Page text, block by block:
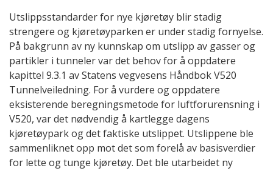
Utslippsstandarder for nye kjøretøy blir stadig
strengere og kjøretøyparken er under stadig fornyelse.
På bakgrunn av ny kunnskap om utslipp av gasser og
partikler i tunneler var det behov for å oppdatere
kapittel 9.3.1 av Statens vegvesens Håndbok V520
Tunnelveiledning. For å vurdere og oppdatere
eksisterende beregningsmetode for luftforurensning i
V520, var det nødvendig å kartlegge dagens
kjøretøypark og det faktiske utslippet. Utslippene ble
sammenliknet opp mot det som forelå av basisverdier
for lette og tunge kjøretøy. Det ble utarbeidet ny